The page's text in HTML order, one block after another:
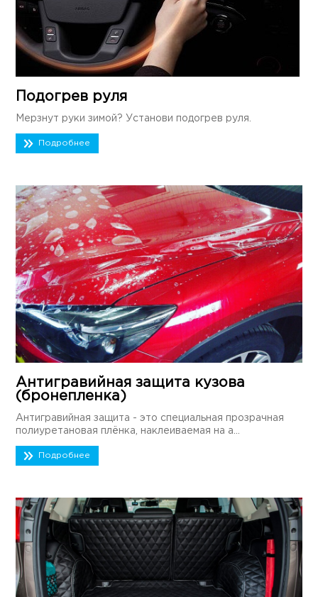
Подогрев руля
Мерзнут руки зимой? Установи подогрев руля.
Подробнее
Антигравийная защита кузова
(бронепленка)
Антигравийная защита - это специальная прозрачная
полиуретановая плёнка, наклеиваемая на а...
Подробнее